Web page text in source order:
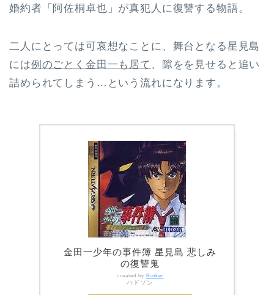
婚約者「阿佐桐卓也」が真犯人に復讐する物語。
二人にとっては可哀想なことに、舞台となる星見島
には例のごとく金田一も居て 、隙をを見せると追い
詰められてしまう…という流れになります。
金田一少年の事件簿 星見島 悲しみ
の復讐鬼
created by Rinker
ハドソン